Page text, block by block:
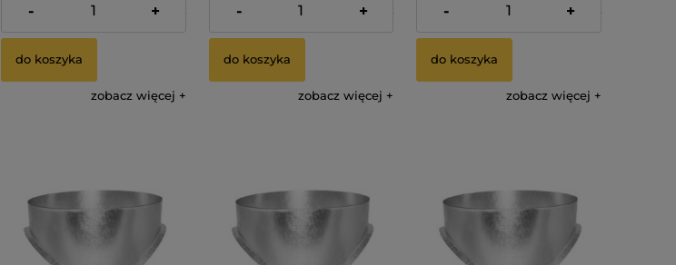
Cena netto:
81,61 zł
- +
do koszyka
zobacz więcej
Cena netto:
82,99 zł
- +
do koszyka
zobacz więcej
Cena netto:
82,99 zł
- +
do koszyka
zobacz więcej